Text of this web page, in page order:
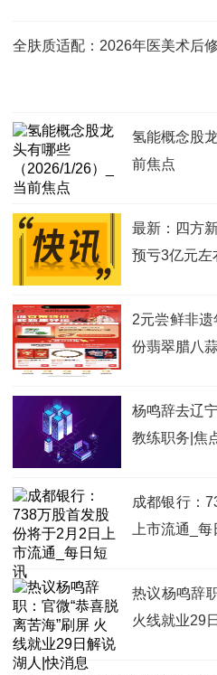
全肤质适配：2026年医美术后
氢能概念股
前焦点
最新：四方
预亏3亿元左
2元尝鲜非
份翡翠腊八
杨鸣辞去辽
教练职务|焦
成都银行：
上市流通_
热议杨鸣辞
火线就业29